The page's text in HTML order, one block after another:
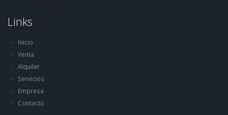
Links
Inicio
Venta
Alquiler
Servicios
Empresa
Contacto